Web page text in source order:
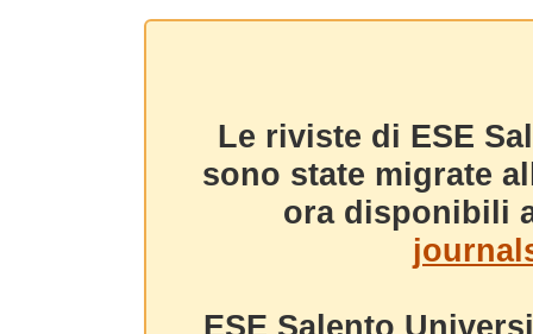
Le riviste di ESE
sono state migrate
ora disponibili
ESE Salento